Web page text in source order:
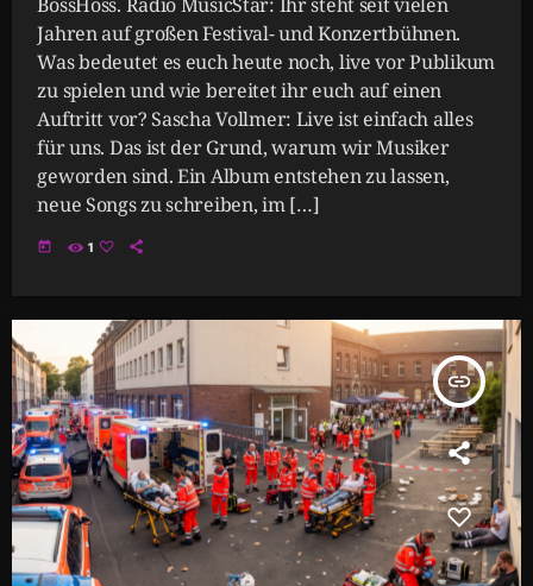
Jahren auf großen Festival- und Konzertbühnen.
Was bedeutet es euch heute noch, live vor Publikum
zu spielen und wie bereitet ihr euch auf einen
Auftritt vor? Sascha Vollmer: Live ist einfach alles
für uns. Das ist der Grund, warum wir Musiker
geworden sind. Ein Album entstehen zu lassen,
neue Songs zu schreiben, im […]
today 1
insert_link